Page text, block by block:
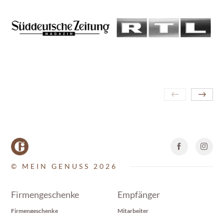
© MEIN GENUSS 2026
Firmengeschenke
Firmengeschenke
Empfänger
Mitarbeiter